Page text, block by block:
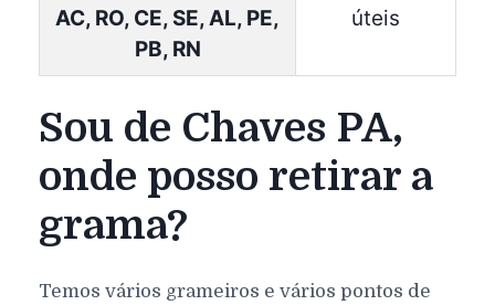
AC, RO, CE, SE, AL, PE,
PB, RN
úteis
Sou de Chaves PA,
onde posso retirar a
grama?
Temos vários grameiros e vários pontos de